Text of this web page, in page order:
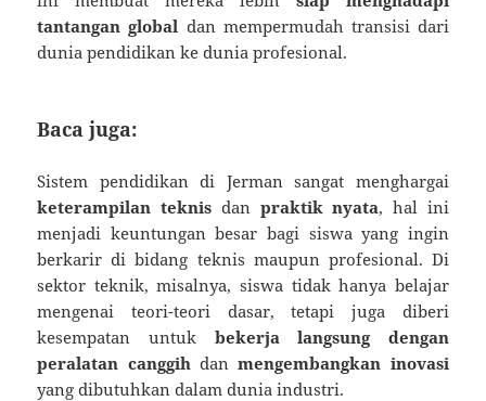
tantangan global dan mempermudah transisi dari
dunia pendidikan ke dunia profesional.
Baca juga:
Sistem pendidikan di Jerman sangat menghargai
keterampilan teknis dan praktik nyata, hal ini
menjadi keuntungan besar bagi siswa yang ingin
berkarir di bidang teknis maupun profesional. Di
sektor teknik, misalnya, siswa tidak hanya belajar
mengenai teori-teori dasar, tetapi juga diberi
kesempatan untuk bekerja langsung dengan
peralatan canggih danmengembangkan inovasi
yang dibutuhkan dalam dunia industri.